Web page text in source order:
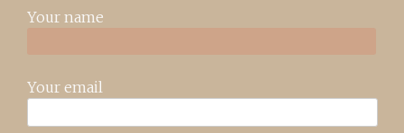
Your name
Your email